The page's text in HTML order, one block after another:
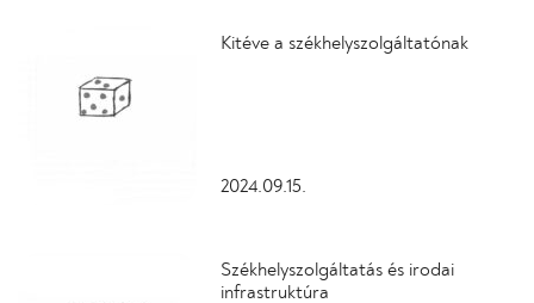
Kitéve a székhelyszolgáltatónak
2024.09.15.
Székhelyszolgáltatás és irodai
infrastruktúra